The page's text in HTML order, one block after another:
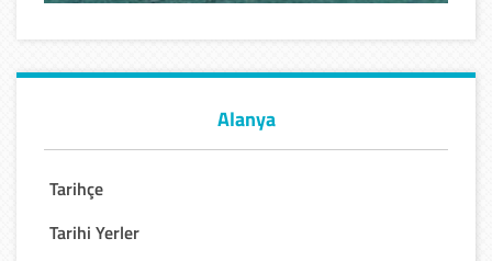
Alanya
Tarihçe
Tarihi Yerler